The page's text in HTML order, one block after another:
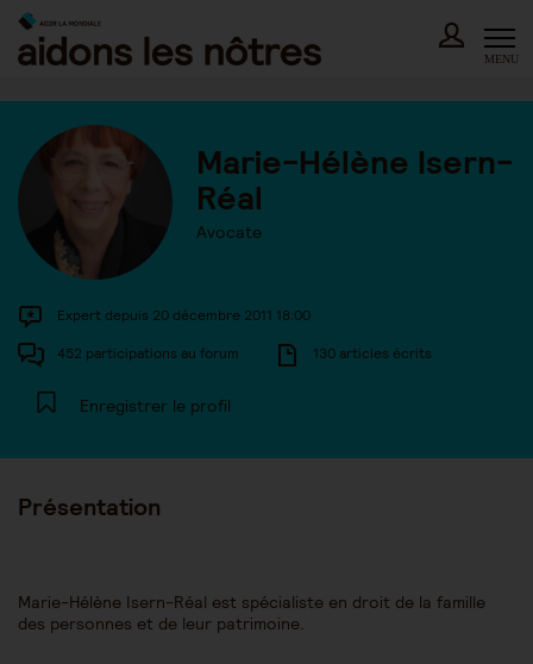
Skip
content
MENU
Marie-Hélène Isern-
Réal
Avocate
Expert depuis 20 décembre 2011 18:00
452 participations au forum 130 articles écrits
Enregistrer le profil
Présentation
Marie-Hélène Isern-Réal est spécialiste en droit de la famille
des personnes et de leur patrimoine.